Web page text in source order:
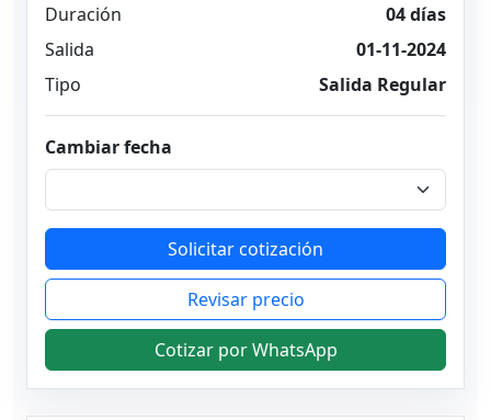
Duración
04 días
Salida
01-11-2024
Tipo
Salida Regular
Cambiar fecha
Solicitar cotización
Revisar precio
Cotizar por WhatsApp